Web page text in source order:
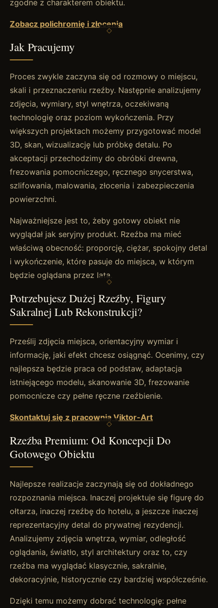
zgodne z charakterem obiektu.
Zobacz polichromię i złocenia
Jak Pracujemy
Proces zwykle zaczyna się od rozmowy o miejscu,
skali i przeznaczeniu rzeźby. Następnie analizujemy
zdjęcia, wymiary, styl wnętrza, oczekiwaną
technologię oraz poziom wykończenia. Przy
większych projektach możemy przygotować model
3D, skan, wizualizację lub próbkę detalu. Po
akceptacji przechodzimy do obróbki drewna,
frezowania pomocniczego, ręcznego snycerstwa,
szlifowania, malowania, złocenia i zabezpieczenia
powierzchni.
Najważniejsze jest to, żeby gotowy obiekt nie
wyglądał jak seryjny produkt. Rzeźba ma mieć
właściwą obecność: proporcję, ciężar, spokojny detal
i wykończenie, które pasuje do miejsca, w którym
będzie oglądana przez lata.
Potrzebujesz Dużej Rzeźby, Figury
Sakralnej Lub Rekonstrukcji?
Prześlij zdjęcia miejsca, orientacyjny wymiar i
informację, jaki efekt chcesz osiągnąć. Ocenimy, czy
najlepsza będzie praca od podstaw, adaptacja
istniejącego modelu, skanowanie 3D, frezowanie
pomocnicze czy pełne ręczne rzeźbienie.
Skontaktuj się z pracownią Viktor-Art
Rzeźba Premium: Od Koncepcji Do
Gotowego Obiektu
Najlepsze realizacje zaczynają się od dokładnego
rozpoznania miejsca. Inaczej projektuje się figurę do
ołtarza, inaczej rzeźbę do hotelu, a jeszcze inaczej
reprezentacyjny detal do prywatnej rezydencji.
Analizujemy zdjęcia wnętrza, wymiar, odległość
oglądania, światło, styl architektury oraz to, czy
rzeźba ma wyglądać klasycznie, sakralnie,
dekoracyjnie, historycznie czy bardziej współcześnie.
Dzięki temu możemy dobrać technologię: pełne